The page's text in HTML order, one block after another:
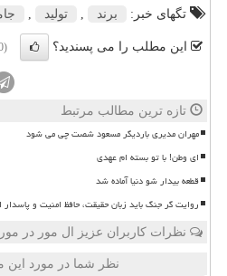
تگهای خبر:
برند تولید
این مطلب را می پسندید؟ (0)
تازه ترین مطالب مرتبط
مهران مدیری باردیگر مسعود شصت چی می شود
ای وطن! با تو بسته ام عهدی
قطعه بیدار شو دنیا آماده شد
روایت گر جنگ باید زبان حقیقت، حافظ امنیت و پاسدار
نظرات کاربران عزیز ال مور در
نظر شما در مورد این